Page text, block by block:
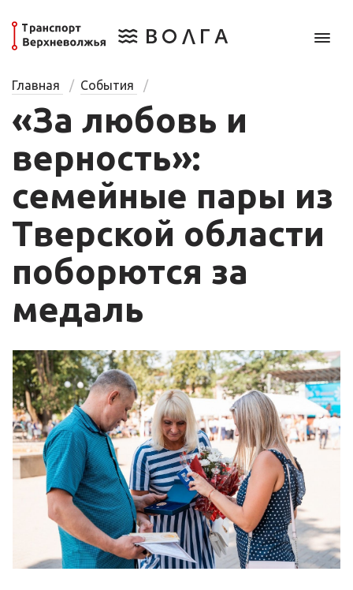
Главная События
«За любовь и
верность»:
семейные пары из
Тверской области
поборются за
медаль